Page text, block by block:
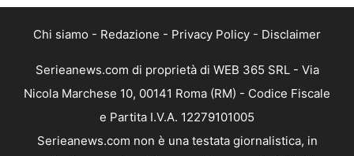
Chi siamo - Redazione - Privacy Policy - Disclaimer
Serieanews.com di proprietà di WEB 365 SRL - Via
Nicola Marchese 10, 00141 Roma (RM) - Codice Fiscale
e Partita I.V.A. 12279101005
Serieanews.com non è una testata giornalistica, in